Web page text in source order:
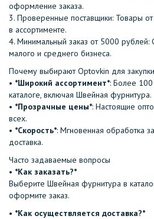
оформление заказа.
3.⁠ ⁠Проверенные поставщики: Товары
в ассортименте.
4.⁠ ⁠Минимальный заказ от 5000 рублей:
малого и среднего бизнеса.
Почему выбирают Optovkin для
•⁠ ⁠ *Широкий ассортимент*: Более
каталоге, включая Швейная фурнитура.
•⁠ ⁠ *Прозрачные цены*: Настоящие
всех.
•⁠ ⁠ *Скорость*: Мгновенная обработка
доставка.
Часто задаваемые вопросы
•⁠ ⁠*Как заказать?*
Выберите Швейная фурнитура в
оформите заказ.
•⁠ ⁠ *Как осуществляется доставка?*